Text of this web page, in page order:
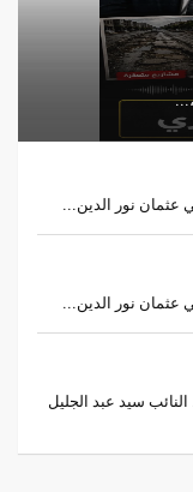
عثمان نور الدين...
عثمان نور الدين...
النائب سيد عبد الجليل